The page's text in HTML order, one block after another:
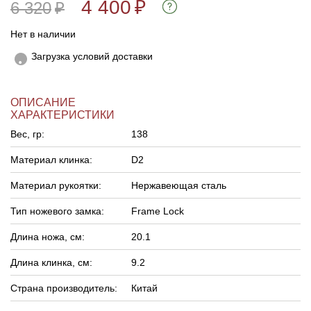
6 320₽ 4 400₽
Нет в наличии
Загрузка условий доставки
ОПИСАНИЕ
ХАРАКТЕРИСТИКИ
Вес, гр: 138
Материал клинка: D2
Материал рукоятки: Нержавеющая сталь
Тип ножевого замка: Frame Lock
Длина ножа, см: 20.1
Длина клинка, см: 9.2
Страна производитель: Китай